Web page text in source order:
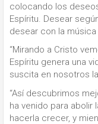
colocando los
Espíritu. Desear
desear con la música
“Mirando a Cristo
Espíritu genera una
suscita en nosotros
“Así descubrimos
ha venido para abolir
hacerla crecer, y